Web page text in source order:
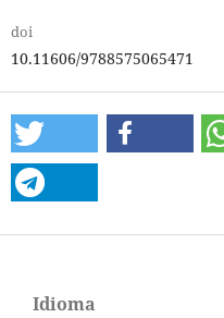
doi
10.11606/9788575065471
Idioma